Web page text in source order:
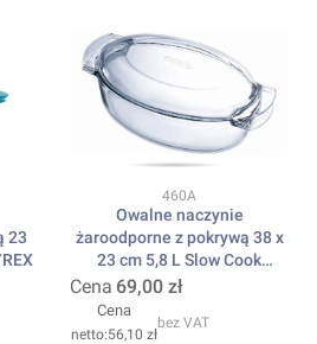
23
& Store PYREX
Kod produktu
460A
Owalne naczynie
żaroodporne z pokrywą 38 x
23 cm 5,8 L Slow Cook
PYREX
Cena 69,00 zł
Cena
56,10 zł
bez VAT